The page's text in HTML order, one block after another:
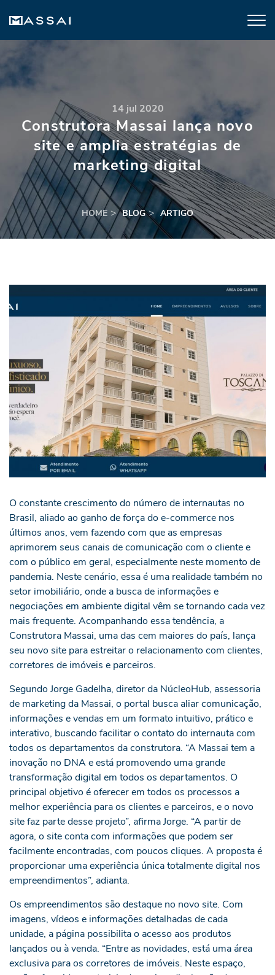
14 jul 2020
Construtora Massai lança novo
site e amplia estratégias de
marketing digital
HOME BLOG ARTIGO
O constante crescimento do número de internautas no
Brasil, aliado ao ganho de força do e-commerce nos
últimos anos, vem fazendo com que as empresas
aprimorem seus canais de comunicação com o cliente e
com o público em geral, especialmente neste momento de
pandemia. Neste cenário, essa é uma realidade também no
setor imobiliário, onde a busca de informações e
negociações em ambiente digital vêm se tornando cada vez
mais frequente. Acompanhando essa tendência, a
Construtora Massai, uma das cem maiores do país, lança
seu novo site para estreitar o relacionamento com clientes,
corretores de imóveis e parceiros.
Segundo Jorge Gadelha, diretor da NúcleoHub, assessoria
de marketing da Massai, o portal busca aliar comunicação,
informações e vendas em um formato intuitivo, prático e
interativo, buscando facilitar o contato do internauta com
todos os departamentos da construtora. “A Massai tem a
inovação no DNA e está promovendo uma grande
transformação digital em todos os departamentos. O
principal objetivo é oferecer em todos os processos a
melhor experiência para os clientes e parceiros, e o novo
site faz parte desse projeto”, afirma Jorge. “A partir de
agora, o site conta com informações que podem ser
facilmente encontradas, com poucos cliques. A proposta é
proporcionar uma experiência única totalmente digital nos
empreendimentos”, adianta.
Os empreendimentos são destaque no novo site. Com
imagens, vídeos e informações detalhadas de cada
unidade, a página possibilita o acesso aos produtos
lançados ou à venda. “Entre as novidades, está uma área
exclusiva para os corretores de imóveis. Neste espaço,